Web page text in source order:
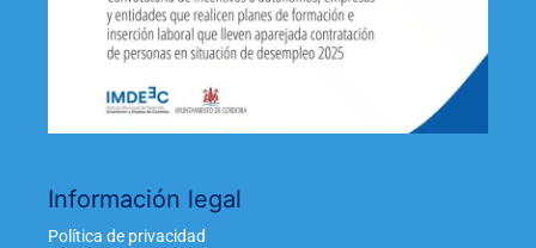
Información legal
Política de privacidad